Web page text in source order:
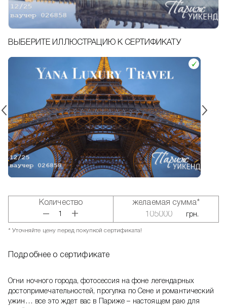
ВЫБЕРИТЕ ИЛЛЮСТРАЦИЮ К СЕРТИФИКАТУ
Количество
– +
желаемая сумма*
грн.
* Уточняйте цену перед покупкой сертификата!
Подробнее о сертификате
Огни ночного города, фотосессия на фоне легендарных
достопримечательностей, прогулка по Сене и романтический
ужин… все это ждет вас в Париже – настоящем раю для